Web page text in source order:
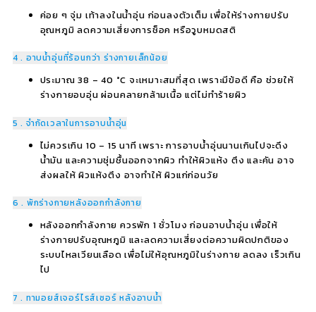
ค่อย ๆ จุ่ม เท้าลงในน้ำอุ่น ก่อนลงตัวเต็ม เพื่อให้ร่างกายปรับ
อุณหภูมิ ลดความเสี่ยงการช็อค หรือวูบหมดสติ
4 . อาบน้ำอุ่นที่ร้อนกว่า ร่างกายเล็กน้อย
ประมาณ 38 – 40 °C จะเหมาะสมที่สุด เพราะมีข้อดี คือ ช่วยให้
ร่างกายอบอุ่น ผ่อนคลายกล้ามเนื้อ แต่ไม่ทำร้ายผิว
5 . จำกัดเวลาในการอาบน้ำอุ่น
ไม่ควรเกิน 10 – 15 นาที เพราะ การอาบน้ำอุ่นนานเกินไปจะดึง
น้ำมัน และความชุ่มชื้นออกจากผิว ทำให้ผิวแห้ง ตึง และคัน อาจ
ส่งผลให้ ผิวแห้งตึง อาจทำให้ ผิวแก่ก่อนวัย
6 . พักร่างกายหลังออกกำลังกาย
หลังออกกำลังกาย ควรพัก 1 ชั่วโมง ก่อนอาบน้ำอุ่น เพื่อให้
ร่างกายปรับอุณหภูมิ และลดความเสี่ยงต่อความผิดปกติของ
ระบบไหลเวียนเลือด เพื่อไม่ให้อุณหภูมิในร่างกาย ลดลง เร็วเกิน
ไป
7 . ทามอยส์เจอร์ไรส์เซอร์ หลังอาบน้ำ